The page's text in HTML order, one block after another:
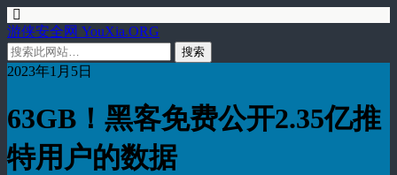
游侠安全网 YouXia.ORG
2023年1月5日
63GB！黑客免费公开2.35亿推
特用户的数据